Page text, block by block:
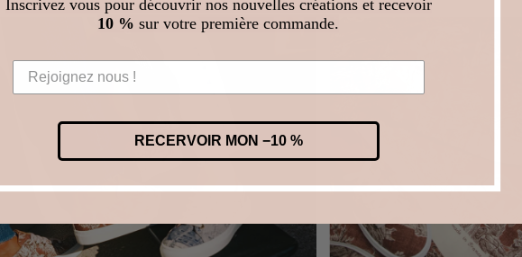
Inscrivez vous pour découvrir nos nouvelles créations et recevoir
10 % sur votre première commande.
RECERVOIR MON −10 %